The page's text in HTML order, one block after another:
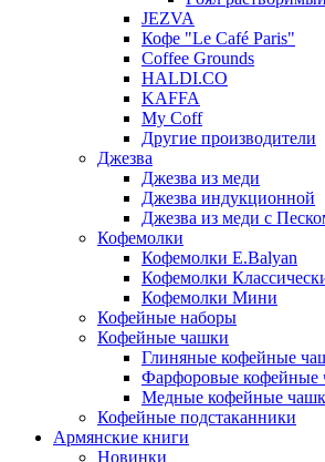
JEZVA
Кофе "Le Café Paris"
Coffee Grounds
HALDI.CO
KAFFA
My Coff
Другие производители
Джезва
Джезва из меди
Джезва индукционной
Джезва из меди с
Кофемолки
Кофемолки E.Balyan
Кофемолки
Кофемолки Мини
Кофейные наборы
Кофейные чашки
Глиняные кофейные
Фарфоровые кофейные
Медные кофейные
Кофейные подстаканники
Армянские книги
Новинки